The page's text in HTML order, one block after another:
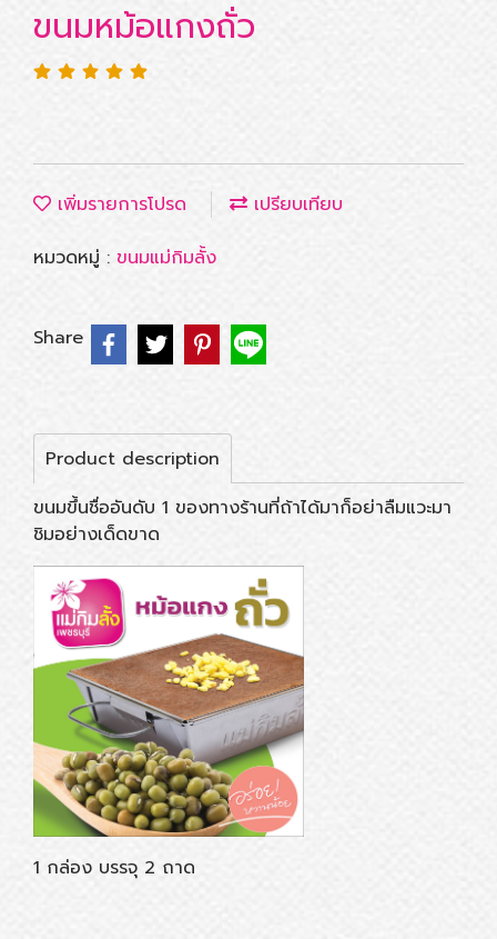
ขนมหม้อแกงถั่ว
เพิ่มรายการโปรด
เปรียบเทียบ
หมวดหมู่ : ขนมแม่กิมลั้ง
Share
Product description
ขนมขึ้นชื่ออันดับ 1 ของทางร้านที่ถ้าได้มาก็อย่าลืมแวะมา
ชิมอย่างเด็ดขาด
1 กล่อง บรรจุ 2 ถาด